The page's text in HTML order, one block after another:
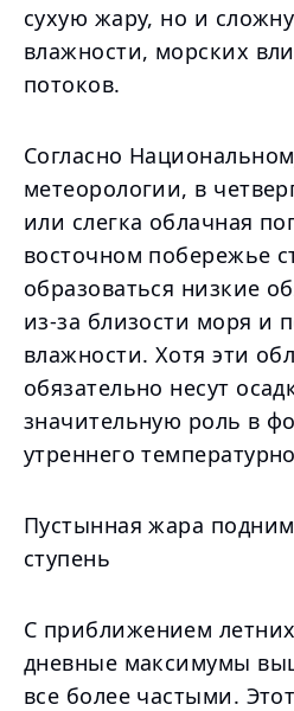
сухую жару, но и
влажности, морских
потоков.
Согласно
метеорологии, в
или слегка облачная
восточном побережье
образоваться низкие
из-за близости моря и
влажности. Хотя эти
обязательно несут
значительную роль в
утреннего
Пустынная жара
ступень
С приближением
дневные максимумы
все более частыми.